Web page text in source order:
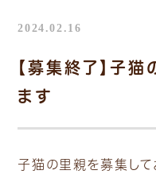
2024.02.16
【募集終了】子
ます
子猫の里親を募集して